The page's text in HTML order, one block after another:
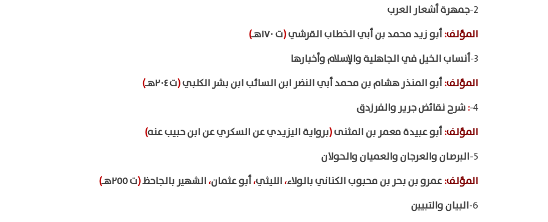
2- جمهرة أشعار العرب
المؤلف:أبو زيد محمد بن أبي الخطاب القرشي(ت ١٧٠هـ
)
3- أنساب الخيل في الجاهلية والإسلام وأخبارها
المؤلف:أبو المنذر هشام بن محمد أبي النضر ابن السائب ابن بشر الكلبي(ت ٢٠٤هـ
)
4-
:شرح نقائض جرير والفرزدق
المؤلف:أبو عبيدة معمر بن المثنى(برواية اليزيدي عن السكري عن ابن حبيب عنه)
5- البرصان والعرجان والعميان والحولان
المؤلف:عمرو بن بحر بن محبوب الكناني بالولاء،الليثي،أبو عثمان،الشهير بالجاحظ(ت ٢٥٥هـ
)
6- البيان والتبيين